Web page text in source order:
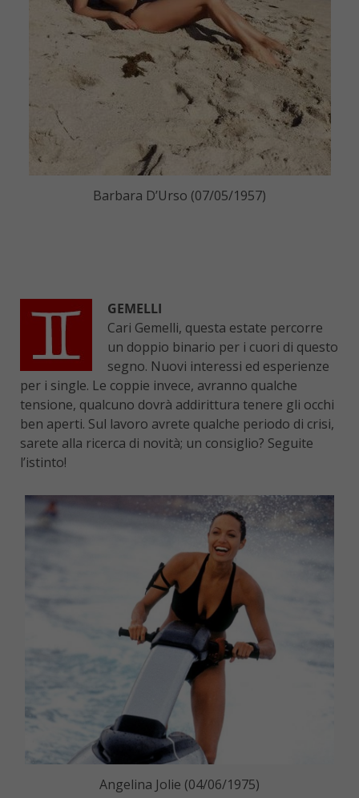
Barbara D’Urso (07/05/1957)
GEMELLI
Cari Gemelli, questa estate percorre
un doppio binario per i cuori di questo
segno. Nuovi interessi ed esperienze
per i single. Le coppie invece, avranno qualche
tensione, qualcuno dovrà addirittura tenere gli occhi
ben aperti. Sul lavoro avrete qualche periodo di crisi,
sarete alla ricerca di novità; un consiglio? Seguite
l’istinto!
Angelina Jolie (04/06/1975)